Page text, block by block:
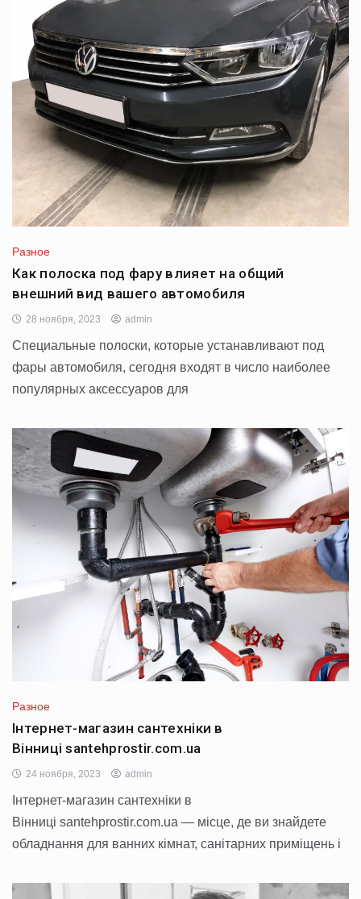
Разное
Как полоска под фару влияет на общий
внешний вид вашего автомобиля
28 ноября, 2023 admin
Специальные полоски, которые устанавливают под
фары автомобиля, сегодня входят в число наиболее
популярных аксессуаров для
Разное
Інтернет-магазин сантехніки в
Вінниці santehprostir.com.ua
24 ноября, 2023 admin
Інтернет-магазин сантехніки в
Вінниці santehprostir.com.ua — місце, де ви знайдете
обладнання для ванних кімнат, санітарних приміщень і